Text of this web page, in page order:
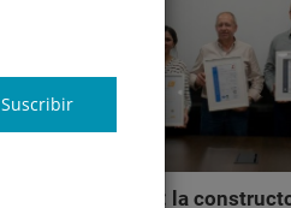
Suscribir
Salum & Wenz: la